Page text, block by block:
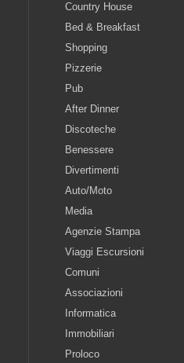
Country House
Bed & Breakfast
Shopping
Pizzerie
Pub
After Dinner
Discoteche
Benessere
Divertimenti
Auto/Moto
Media
Agenzie Stampa
Viaggi Escursioni
Comuni
Associazioni
Informatica
Immobiliari
Proloco